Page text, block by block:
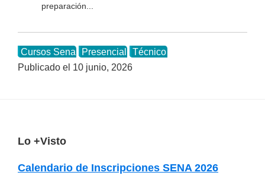
preparación...
Cursos Sena Presencial
Técnico
Publicado el 10 junio, 2026
Lo +Visto
Calendario de Inscripciones SENA 2026